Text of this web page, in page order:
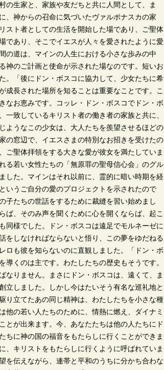
の生家と、家族や友だちと共に人間として、ま
、神からの召命に気づいたヴァルポナスカの家
スト者としての生活を開始した場であり、ご聖体
であり、そこでイエスが人々を愛されたように愛
の道は、マインの人生における小さな歩みの中
神のご計画と使命が示された場なのです。短いお
。「後にドン・ボスコに協力して、少女たちに希
長された場所を知ることは重要なことです。こ
なお恵みです。コッレ・ドン・ボスコでドン・ボ
致しているキリスト者の働き者の家族と共に、
ようなこの少女は、大人たちを羨望させるほどの
の窓辺で、イエスさまの特別なお招きを受けたの
ご聖体拝領をする大きな愛が彼女を満たしていま
る若い女性たちの「無原罪の聖母信心会」のグル
した。マインはそれ以前に、霊的に暗い時期を経
いうご自分の愛のプロジェクトを示されたので
子たちの世話をするために裁縫を習い始めまし
ば、そのみ声を聞くために心を開くならば、起こ
同様でした。ドン・ボスコは遠足でモルネーゼに
をしなければならないと悟り、この夢をゆだねる
ロも彼を知らないのに直観しました。「ドン・ボ
くのは主です。わたしたちの歴史もそうです。
なりません。まさにドン・ボスコは、遠くて、ま
立しました。しかし今はたいそう有名な巡礼地と
り立てたあの同じ精神は、わたしたちを小さな種
他の若い人たちのために、情熱に燃え、ダイナミ
とが出来ます。今、あなたたちは他の人たちにド
ちに神の国の福音をもたらしに行くことができま
、キリストをもたらしに行くように呼ばれていま
を伝えながら、連帯と平和のうちに分かち合わな